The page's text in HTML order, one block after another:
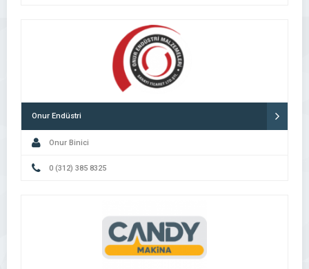
Onur Endüstri
Onur Binici
0 (312) 385 8325